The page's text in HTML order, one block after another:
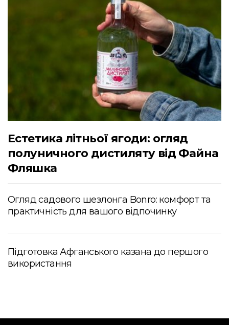
Естетика літньої ягоди: огляд
полуничного дистиляту від Файна
Фляшка
Огляд садового шезлонга Bonro: комфорт та
практичність для вашого відпочинку
Підготовка Афганського казана до першого
використання